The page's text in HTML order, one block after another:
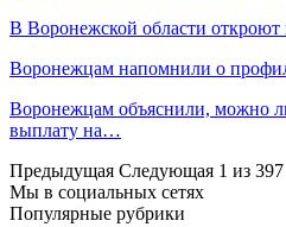
В Воронежской области
Воронежцам напомнили о
Воронежцам объяснили, можно
выплату на…
Предыдущая Следующая 1 из 397
Мы в социальных сетях
Популярные рубрики